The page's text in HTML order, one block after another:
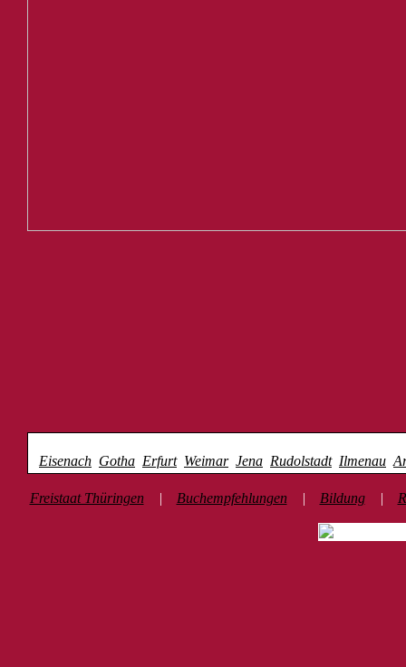
Eisenach Gotha Erfurt Weimar Jena Rudolstadt Ilmenau
Freistaat Thüringen| Buchempfehlungen| Bildung|